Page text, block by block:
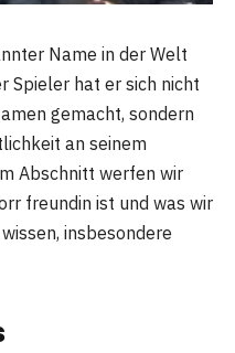
Name in der Welt
Spieler hat er sich nicht
gemacht, sondern
an seinem
Abschnitt werfen wir
freundin ist und was wir
insbesondere